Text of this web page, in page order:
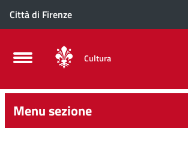
Città di Firenze
Cultura
Menu sezione